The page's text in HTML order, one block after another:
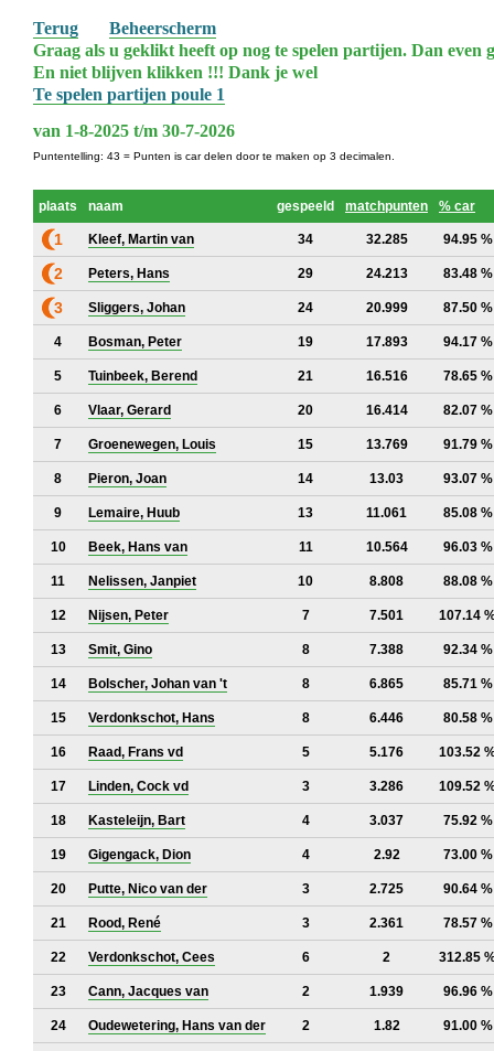
Terug
Beheerscherm
Graag als u geklikt heeft op nog te spelen partijen. Dan even
En niet blijven klikken !!! Dank je wel
Te spelen partijen poule 1
van 1-8-2025 t/m 30-7-2026
Puntentelling: 43 = Punten is car delen door te maken op 3 decimalen.
plaats naam gespeeld matchpunten % car
1 Kleef, Martin van 34 32.285 94.95 %
2 Peters, Hans 29 24.213 83.48 %
3 Sliggers, Johan 24 20.999 87.50 %
4 Bosman, Peter 19 17.893 94.17 %
5 Tuinbeek, Berend 21 16.516 78.65 %
6 Vlaar, Gerard 20 16.414 82.07 %
7 Groenewegen, Louis 15 13.769 91.79 %
8 Pieron, Joan 14 13.03 93.07 %
9 Lemaire, Huub 13 11.061 85.08 %
10 Beek, Hans van 11 10.564 96.03 %
11 Nelissen, Janpiet 10 8.808 88.08 %
12 Nijsen, Peter 7 7.501 107.14
13 Smit, Gino 8 7.388 92.34 %
14 Bolscher, Johan van 't 8 6.865 85.71 %
15 Verdonkschot, Hans 8 6.446 80.58 %
16 Raad, Frans vd 5 5.176 103.52
17 Linden, Cock vd 3 3.286 109.52
18 Kasteleijn, Bart 4 3.037 75.92 %
19 Gigengack, Dion 4 2.92 73.00 %
20 Putte, Nico van der 3 2.725 90.64 %
21 Rood, René 3 2.361 78.57 %
22 Verdonkschot, Cees 6 2 312.85
23 Cann, Jacques van 2 1.939 96.96 %
24 Oudewetering, Hans van der 2 1.82 91.00 %